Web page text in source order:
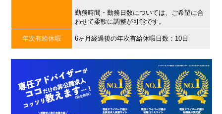
勤務時間・勤務日数については、ご希望に合
わせて柔軟に調整が可能です。
年次有給休暇 6ヶ月経過後の年次有給休暇日数：10日